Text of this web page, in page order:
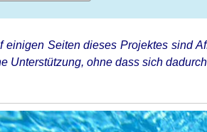
einigen Seiten dieses Projektes sind
Unterstützung, ohne dass sich